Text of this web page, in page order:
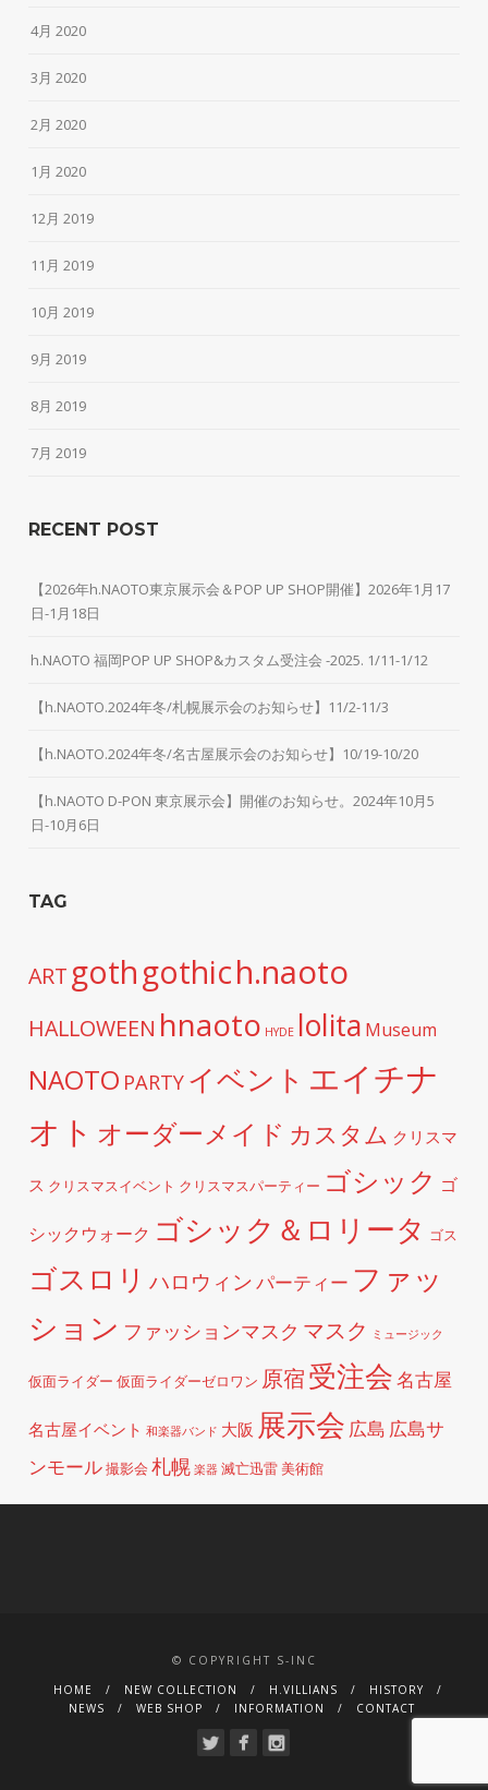
4月 2020
3月 2020
2月 2020
1月 2020
12月 2019
11月 2019
10月 2019
9月 2019
8月 2019
7月 2019
RECENT POST
【2026年h.NAOTO東京展示会＆POP UP SHOP開催】2026年1月17
日-1月18日
h.NAOTO 福岡POP UP SHOP&カスタム受注会 -2025. 1/11-1/12
【h.NAOTO.2024年冬/札幌展示会のお知らせ】11/2-11/3
【h.NAOTO.2024年冬/名古屋展示会のお知らせ】10/19-10/20
【h.NAOTO D-PON 東京展示会】開催のお知らせ。2024年10月5
日-10月6日
TAG
ART gothgothich.naoto
HALLOWEEN hnaoto HYDE lolita Museum
NAOTO PARTY イベント エイチナ
オト オーダーメイド カスタム クリスマ
ス クリスマスイベント クリスマスパーティー ゴシック ゴ
シックウォーク ゴシック＆ロリータ ゴス
ゴスロリ ハロウィンパーティー ファッ
ション ファッションマスク マスク ミュージック
仮面ライダー 仮面ライダーゼロワン 原宿受注会名古屋
名古屋イベント 和楽器バンド 大阪 展示会 広島 広島サ
ンモール撮影会 札幌 楽器 滅亡迅雷美術館
© COPYRIGHT S-INC
HOME
NEW COLLECTION H.VILLIANS
HISTORY
NEWS
WEB SHOP INFORMATION CONTACT